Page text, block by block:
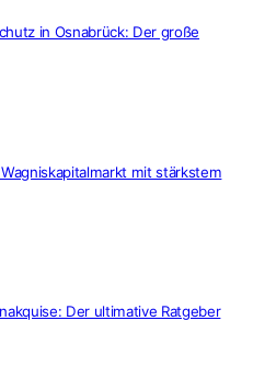
in Osnabrück: Der große
mit stärkstem
Der ultimative Ratgeber